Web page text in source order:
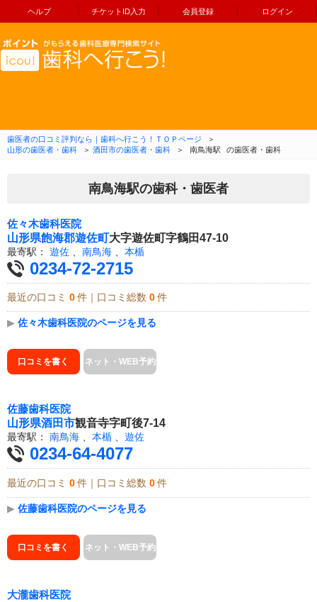
ヘルプ チケットID入力 会員登録 ログイン
コンテンツへ移動
歯医者の口コミ評判なら｜歯科へ行こう！ＴＯＰページ
＞
山形の歯医者・歯科
＞ 酒田市の歯医者・歯科 ＞ 南鳥海駅 の歯医者・歯科
南鳥海駅の歯科・歯医者
佐々木歯科医院
山形県飽海郡遊佐町大字遊佐町字鶴田47-10
最寄駅： 遊佐 南鳥海 本楯
0234-72-2715
最近の口コミ 0 件｜口コミ総数 0 件
▶ 佐々木歯科医院のページを見る
口コミを書く ネット・WEB予約
佐藤歯科医院
山形県酒田市観音寺字町後7-14
最寄駅： 南鳥海 、 本楯 、 遊佐
0234-64-4077
最近の口コミ 0 件｜口コミ総数 0 件
▶ 佐藤歯科医院のページを見る
口コミを書く ネット・WEB予約
大瀧歯科医院